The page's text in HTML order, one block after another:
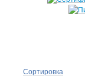
Сортировка